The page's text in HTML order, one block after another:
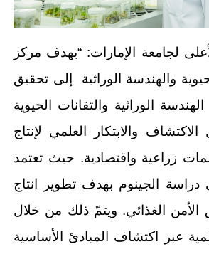
لجامعة الإمارات: “يهدف مركز
والهندسة الوراثية إلى تحقيق
الوراثية والتقانات الحيوية
والابتكار العلمي لإنتاج
زراعية واقتصادية. حيث تعتمد
الجينوم بهدف تطوير انتاج
الأمن الغذائي. ويتمّ ذلك من خلال
عبر اكتشاف المبادئ الأساسية